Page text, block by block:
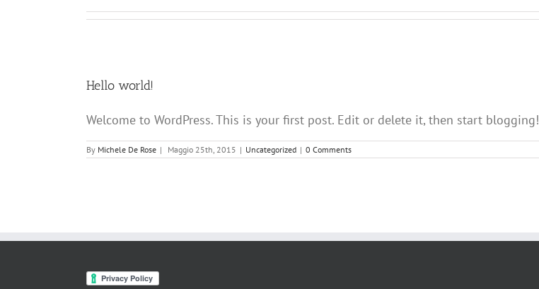
Hello world!
Welcome to WordPress. This is your first post. Edit or delete it, then start blogging!
By Michele De Rose | Maggio 25th, 2015 | Uncategorized | 0 Comments